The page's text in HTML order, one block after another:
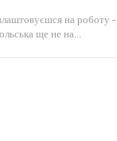
на роботу
ще не на...